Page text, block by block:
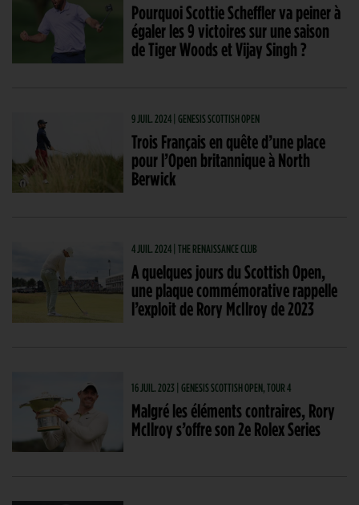
Pourquoi Scottie Scheffler va peiner à
égaler les 9 victoires sur une saison
de Tiger Woods et Vijay Singh ?
9 JUIL. 2024 | GENESIS SCOTTISH OPEN
Trois Français en quête d’une place
pour l’Open britannique à North
Berwick
4 JUIL. 2024 | THE RENAISSANCE CLUB
A quelques jours du Scottish Open,
une plaque commémorative rappelle
l’exploit de Rory McIlroy de 2023
16 JUIL. 2023 | GENESIS SCOTTISH OPEN, TOUR 4
Malgré les éléments contraires, Rory
McIlroy s’offre son 2e Rolex Series